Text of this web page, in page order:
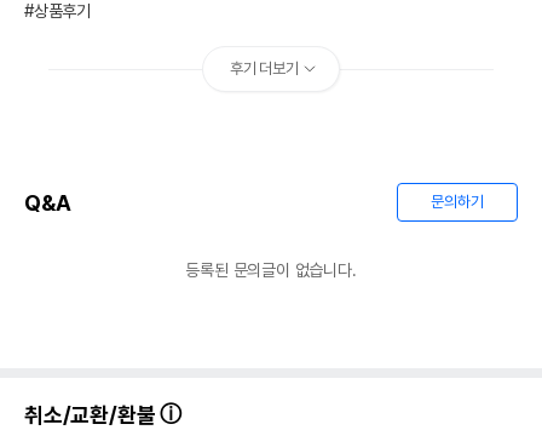
#상품후기
후기 더보기
Q&A 문의하기
등록된 문의글이 없습니다.
취소/교환/환불